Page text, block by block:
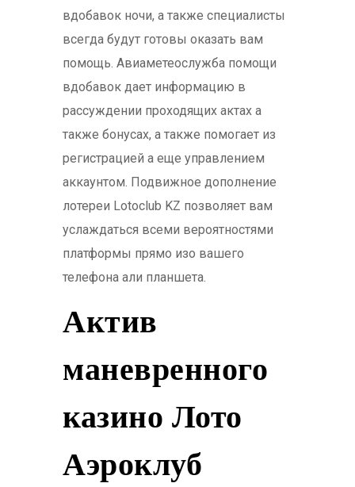
вдобавок ночи, а также специалисты
всегда будут готовы оказать вам
помощь. Авиаметеослужба помощи
вдобавок дает информацию в
рассуждении проходящих актах а
также бонусах, а также помогает из
регистрацией а еще управлением
аккаунтом. Подвижное дополнение
лотереи Lotoclub KZ позволяет вам
услаждаться всеми вероятностями
платформы прямо изо вашего
телефона али планшета.
Актив
маневренного
казино Лото
Аэроклуб